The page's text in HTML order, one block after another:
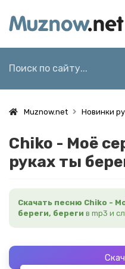
Muznow.net Новинки
Chiko - Моё
руках ты
Скачать песню Chiko -
береги, береги в mp3 и